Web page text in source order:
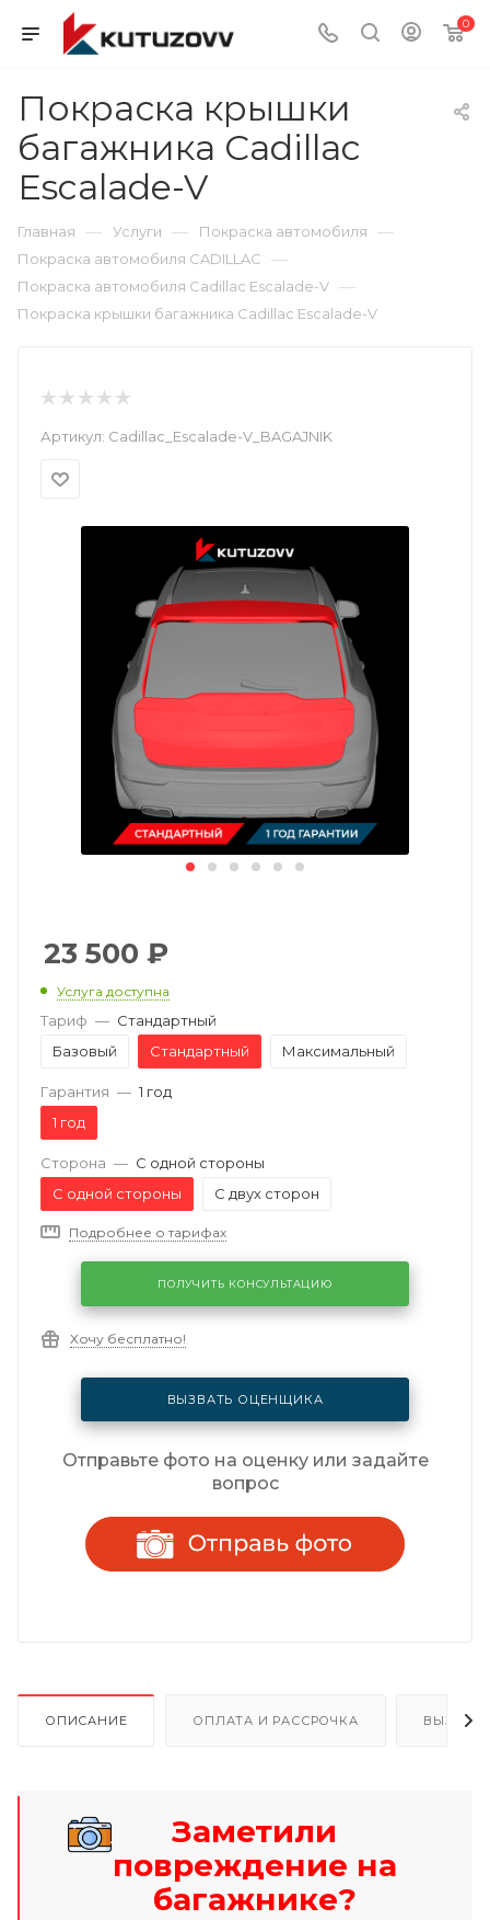
0
Покраска крышки
багажника Cadillac
Escalade-V
Главная — Услуги — Покраска автомобиля —
Покраска автомобиля CADILLAC —
Покраска автомобиля Cadillac Escalade-V —
Покраска крышки багажника Cadillac Escalade-V
Артикул: Cadillac_Escalade-V_BAGAJNIK
23 500 ₽
Услуга доступна
Тариф — Стандартный
Базовый
Стандартный Максимальный
Гарантия — 1 год
1 год
Сторона — С одной стороны
С одной стороны
С двух сторон
Подробнее о тарифах
ПОЛУЧИТЬ КОНСУЛЬТАЦИЮ
Хочу бесплатно!
ВЫЗВАТЬ ОЦЕНЩИКА
Отправьте фото на оценку или задайте
вопрос
ОПИСАНИЕ ОПЛАТА И РАССРОЧКА ВЫЗОВ
Заметили
повреждение на
багажнике?